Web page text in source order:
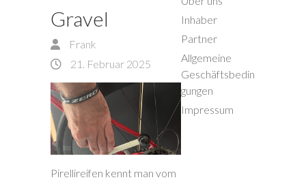
Gravel
Frank
21. Februar 2025
Pirellireifen kennt man vom
Inhaber
Partner
Allgemeine
Geschäftsbedin
gungen
Impressum